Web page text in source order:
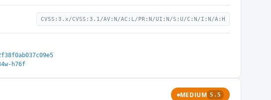
CVSS:3.x/CVSS:3.1/AV:N/AC:L/PR:N/UI:N/S:U/C:N/I:N/A:H
h76f
MEDIUM 5.5